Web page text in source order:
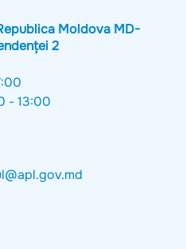
Moldova MD-
2
- 13:00